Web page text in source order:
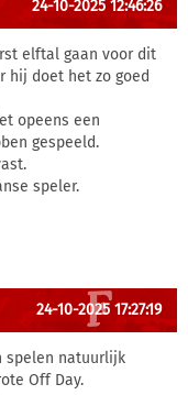
24-10-2025 12:46:26
elftal gaan voor dit
hij doet het zo goed
opeens een
gespeeld.
speler.
24-10-2025 17:27:19
spelen natuurlijk
Off Day.